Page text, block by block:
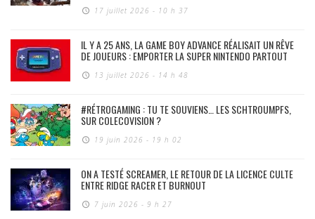
17 juillet 2026 - 10 h 37
IL Y A 25 ANS, LA GAME BOY ADVANCE RÉALISAIT UN RÊVE
DE JOUEURS : EMPORTER LA SUPER NINTENDO PARTOUT
13 juillet 2026 - 14 h 48
#RÉTROGAMING : TU TE SOUVIENS… LES SCHTROUMPFS,
SUR COLECOVISION ?
19 juin 2026 - 19 h 02
ON A TESTÉ SCREAMER, LE RETOUR DE LA LICENCE CULTE
ENTRE RIDGE RACER ET BURNOUT
7 juin 2026 - 9 h 27